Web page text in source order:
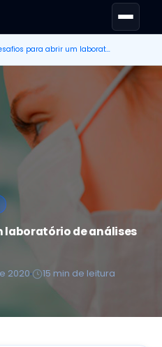
6 desafios para abrir um laboratório de análises clínicas
laboratório de análises
2020 15 min de leitura